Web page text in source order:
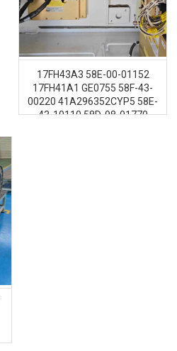
17FH43A3 58E-00-01152
17FH41A1 GE0755 58F-43-
00220 41A296352CYP5 58E-
43-10110 58D-98-01770